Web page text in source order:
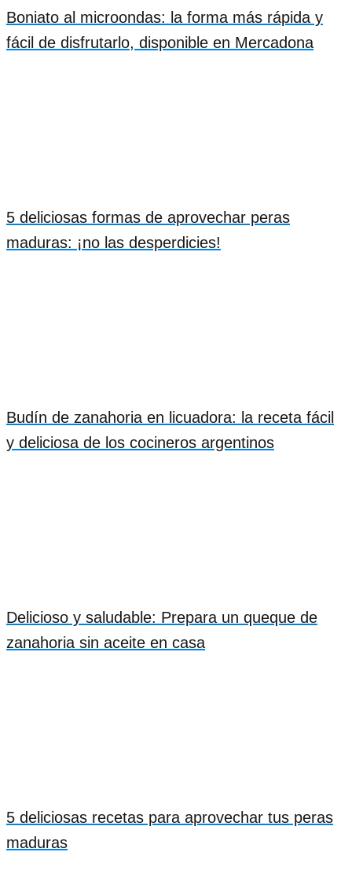
Boniato al microondas: la forma más rápida y
fácil de disfrutarlo, disponible en Mercadona
5 deliciosas formas de aprovechar peras
maduras: ¡no las desperdicies!
Budín de zanahoria en licuadora: la receta fácil
y deliciosa de los cocineros argentinos
Delicioso y saludable: Prepara un queque de
zanahoria sin aceite en casa
5 deliciosas recetas para aprovechar tus peras
maduras